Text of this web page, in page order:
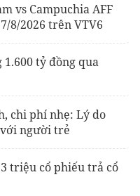
vs Campuchia AFF
8/2026 trên VTV6
tỷ đồng qua
chi phí nhẹ: Lý do
người trẻ
triệu cổ phiếu trả cổ